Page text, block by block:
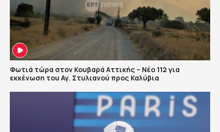
Φωτιά τώρα στον Κουβαρά Αττικής – Νέο 112 για
εκκένωση του Αγ. Στυλιανού προς Καλύβια